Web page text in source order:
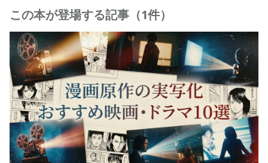
この本が登場する記事（1件）